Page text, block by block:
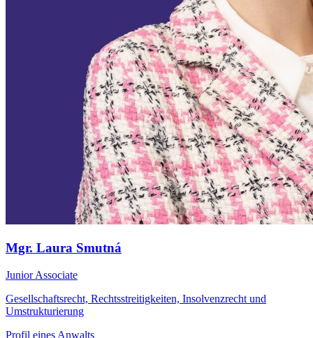
Mgr. Laura Smutná
Junior Associate
Gesellschaftsrecht, Rechtsstreitigkeiten, Insolvenzrecht und
Umstrukturierung
Profil eines Anwalts